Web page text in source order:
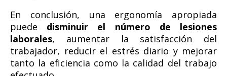
En conclusión, una ergonomía apropiada
puede disminuir el número de lesiones
laborales, aumentar la satisfacción del
trabajador, reducir el estrés diario y mejorar
tanto la eficiencia como la calidad del trabajo